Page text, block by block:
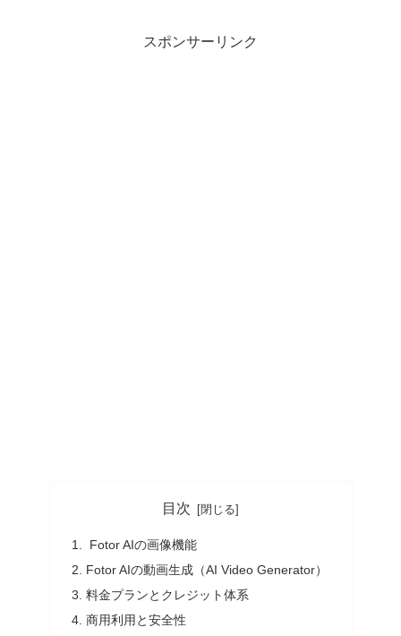
スポンサーリンク
目次
Fotor AIの画像機能
Fotor AIの動画生成（AI Video Generator）
料金プランとクレジット体系
商用利用と安全性